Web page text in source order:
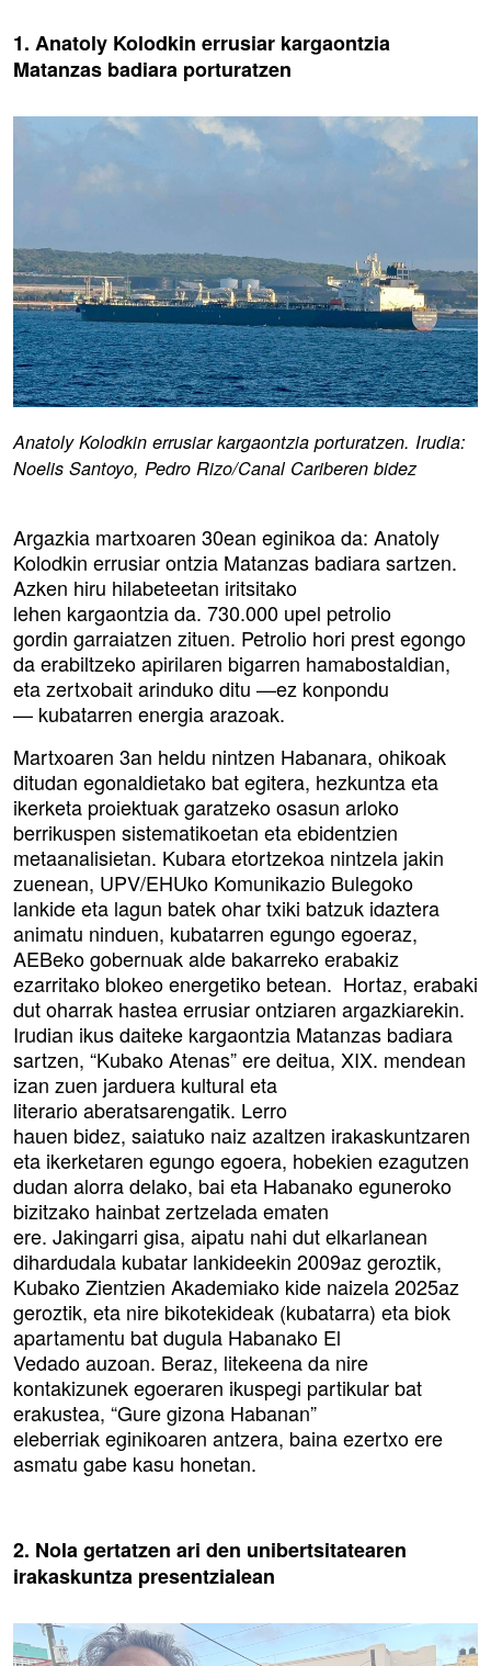
1. Anatoly Kolodkin errusiar kargaontzia
Matanzas badiara porturatzen
Anatoly Kolodkin errusiar kargaontzia porturatzen. Irudia:
Noelis Santoyo, Pedro Rizo/Canal Cariberen bidez
Argazkia martxoaren 30ean eginikoa da: Anatoly
Kolodkin errusiar ontzia Matanzas badiara sartzen.
Azken hiru hilabeteetan iritsitako
lehen kargaontzia da. 730.000 upel petrolio
gordin garraiatzen zituen. Petrolio hori prest egongo
da erabiltzeko apirilaren bigarren hamabostaldian,
eta zertxobait arinduko ditu —ez konpondu
— kubatarren energia arazoak.
Martxoaren 3an heldu nintzen Habanara, ohikoak
ditudan egonaldietako bat egitera, hezkuntza eta
ikerketa proiektuak garatzeko osasun arloko
berrikuspen sistematikoetan eta ebidentzien
metaanalisietan. Kubara etortzekoa nintzela jakin
zuenean, UPV/EHUko Komunikazio Bulegoko
lankide eta lagun batek ohar txiki batzuk idaztera
animatu ninduen, kubatarren egungo egoeraz,
AEBeko gobernuak alde bakarreko erabakiz
ezarritako blokeo energetiko betean. Hortaz, erabaki
dut oharrak hastea errusiar ontziaren argazkiarekin.
Irudian ikus daiteke kargaontzia Matanzas badiara
sartzen, “Kubako Atenas” ere deitua, XIX. mendean
izan zuen jarduera kultural eta
literario aberatsarengatik. Lerro
hauen bidez, saiatuko naiz azaltzen irakaskuntzaren
eta ikerketaren egungo egoera, hobekien ezagutzen
dudan alorra delako, bai eta Habanako eguneroko
bizitzako hainbat zertzelada ematen
ere. Jakingarri gisa, aipatu nahi dut elkarlanean
dihardudala kubatar lankideekin 2009az geroztik,
Kubako Zientzien Akademiako kide naizela 2025az
geroztik, eta nire bikotekideak (kubatarra) eta biok
apartamentu bat dugula Habanako El
Vedado auzoan. Beraz, litekeena da nire
kontakizunek egoeraren ikuspegi partikular bat
erakustea, “Gure gizona Habanan”
eleberriak eginikoaren antzera, baina ezertxo ere
asmatu gabe kasu honetan.
2. Nola gertatzen ari den unibertsitatearen
irakaskuntza presentzialean